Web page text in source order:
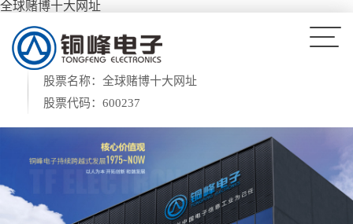
全球赌博十大网址
股票名称：全球赌博十大网址
股票代码：600237